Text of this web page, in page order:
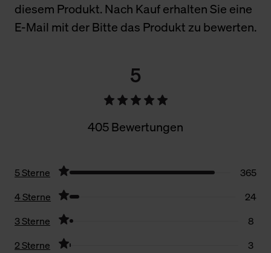
diesem Produkt. Nach Kauf erhalten Sie eine
E-Mail mit der Bitte das Produkt zu bewerten.
5
405 Bewertungen
5 Sterne
365
4 Sterne
24
3 Sterne
8
2 Sterne
3